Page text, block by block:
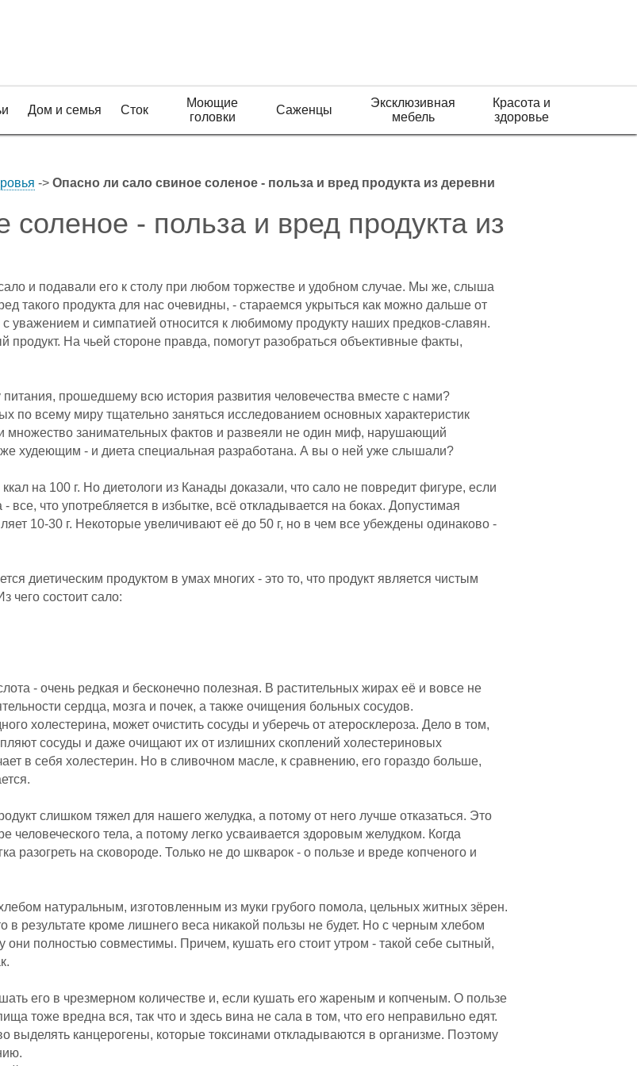
Дом и семья Сток
Моющие
головки
Саженцы
Эксклюзивная
мебель
Красота и
здоровье
-> Опасно ли сало свиное соленое - польза и вред продукта из деревни
- польза и вред продукта из
и подавали его к столу при любом торжестве и удобном случае. Мы же, слыша
такого продукта для нас очевидны, - стараемся укрыться как можно дальше от
уважением и симпатией относится к любимому продукту наших предков-славян.
На чьей стороне правда, помогут разобраться объективные факты,
питания, прошедшему всю история развития человечества вместе с нами?
по всему миру тщательно заняться исследованием основных характеристик
множество занимательных фактов и развеяли не один миф, нарушающий
худеющим - и диета специальная разработана. А вы о ней уже слышали?
на 100 г. Но диетологи из Канады доказали, что сало не повредит фигуре, если
все, что употребляется в избытке, всё откладывается на боках. Допустимая
10-30 г. Некоторые увеличивают её до 50 г, но в чем все убеждены одинаково -
диетическим продуктом в умах многих - это то, что продукт является чистым
чего состоит сало:
- очень редкая и бесконечно полезная. В растительных жирах её и вовсе не
сердца, мозга и почек, а также очищения больных сосудов.
холестерина, может очистить сосуды и уберечь от атеросклероза. Дело в том,
сосуды и даже очищают их от излишних скоплений холестериновых
в себя холестерин. Но в сливочном масле, к сравнению, его гораздо больше,
слишком тяжел для нашего желудка, а потому от него лучше отказаться. Это
человеческого тела, а потому легко усваивается здоровым желудком. Когда
разогреть на сковороде. Только не до шкварок - о пользе и вреде копченого и
натуральным, изготовленным из муки грубого помола, цельных житных зёрен.
в результате кроме лишнего веса никакой пользы не будет. Но с черным хлебом
они полностью совместимы. Причем, кушать его стоит утром - такой себе сытный,
его в чрезмерном количестве и, если кушать его жареным и копченым. О пользе
тоже вредна вся, так что и здесь вина не сала в том, что его неправильно едят.
канцерогены, которые токсинами откладываются в организме. Поэтому